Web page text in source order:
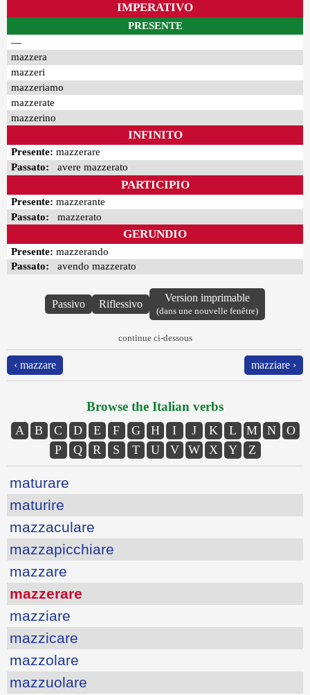
IMPERATIVO
PRESENTE
—
mazzera
mazzeri
mazzeriamo
mazzerate
mazzerino
INFINITO
Presente: mazzerare
Passato: avere mazzerato
PARTICIPIO
Presente: mazzerante
Passato: mazzerato
GERUNDIO
Presente: mazzerando
Passato: avendo mazzerato
Passivo Riflessivo
Version imprimable
(dans une nouvelle fenêtre)
continue ci-dessous
‹ mazzare mazziare ›
Browse the Italian verbs
A B C D E F G H I J K L M N
O
P
Q R S T U V W X Y Z
maturare
maturire
mazzaculare
mazzapicchiare
mazzare
mazzerare
mazziare
mazzicare
mazzolare
mazzuolare